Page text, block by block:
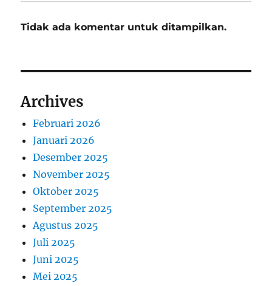
Tidak ada komentar untuk ditampilkan.
Archives
Februari 2026
Januari 2026
Desember 2025
November 2025
Oktober 2025
September 2025
Agustus 2025
Juli 2025
Juni 2025
Mei 2025